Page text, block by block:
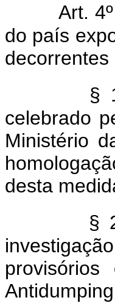
Art.
do país
§
celebrado
Ministério
desta
§